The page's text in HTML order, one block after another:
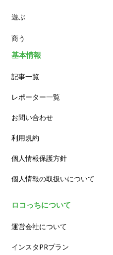
カフェ
遊ぶ
商う
基本情報
記事一覧
レポーター一覧
お問い合わせ
利用規約
個人情報保護方針
個人情報の取扱いについて
ロコっちについて
運営会社について
インスタPRプラン